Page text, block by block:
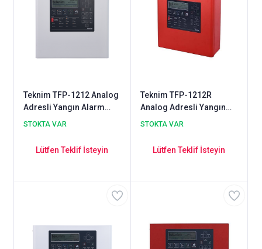
Teknim TFP-1212 Analog
Adresli Yangın Alarm
Paneli 2 Loop
STOKTA VAR
Lütfen Teklif İsteyin
Teknim TFP-1212R
Analog Adresli Yangın
Alarm Paneli 2 Loop
STOKTA VAR
Lütfen Teklif İsteyin